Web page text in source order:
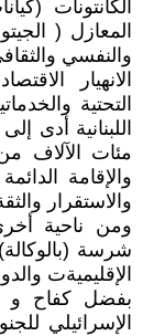
الكانتونات
المعازل (
والنفسي
الانهيار
التحتية
اللبنانية أدى
مئات الآلاف
والإقامة
والاستقرار
ومن ناحية
شرسة
الإقليميةت
بفضل كفاح و
الإسرائيلي